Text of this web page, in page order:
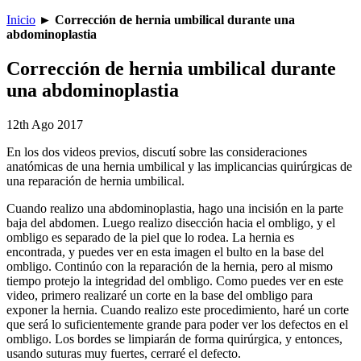
Inicio ► Corrección de hernia umbilical durante una
abdominoplastia
Corrección de hernia umbilical durante
una abdominoplastia
12th Ago 2017
En los dos videos previos, discutí sobre las consideraciones
anatómicas de una hernia umbilical y las implicancias quirúrgicas de
una reparación de hernia umbilical.
Cuando realizo una abdominoplastia, hago una incisión en la parte
baja del abdomen. Luego realizo disección hacia el ombligo, y el
ombligo es separado de la piel que lo rodea. La hernia es
encontrada, y puedes ver en esta imagen el bulto en la base del
ombligo. Continúo con la reparación de la hernia, pero al mismo
tiempo protejo la integridad del ombligo. Como puedes ver en este
video, primero realizaré un corte en la base del ombligo para
exponer la hernia. Cuando realizo este procedimiento, haré un corte
que será lo suficientemente grande para poder ver los defectos en el
ombligo. Los bordes se limpiarán de forma quirúrgica, y entonces,
usando suturas muy fuertes, cerraré el defecto.